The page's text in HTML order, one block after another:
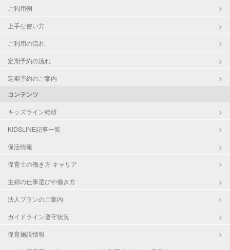
ご利用例
上手な使い方
ご利用の流れ
定期予約の流れ
定期予約のご案内
コンテンツ
キッズライン総研
KIDSLINE記事一覧
保活情報
保育士の働き方 キャリア
主婦の仕事選びや働き方
法人プランのご案内
ガイドライン遵守状況
保育施設情報